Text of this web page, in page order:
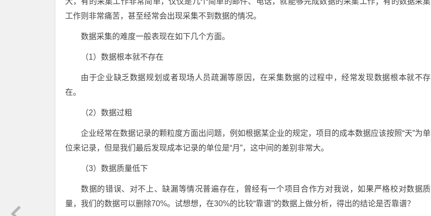
工作则非常痛苦，甚至经常会出现采集不到数据的情况。
数据采集的难度一般表现在如下几个方面。
（1）数据根本就不存在
由于企业缺乏数据规划或者现场人员疏漏等原因，在采集数据的过程中，经常发现数据根本就不存
在。
（2）数据过粗
企业经常在数据记录的颗粒度方面出问题，例如根据某企业的规定，项目的成本数据应该按照“天”为单
位来记录，但是我们最后发现成本记录的单位是“月”，这中间的差别非常大。
（3）数据质量低下
数据的错误、对不上、缺漏等情况普遍存在，曾经有一个项目合作方对我说，如果严格校对数据质
量，我们的数据可以删除70%。试想想，在30%的比较“靠谱”的数据上做分析，得出的结论是否靠谱？